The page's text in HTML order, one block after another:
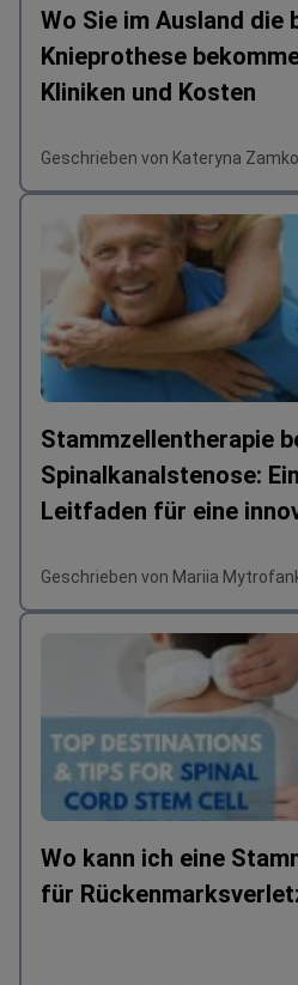
Wo Sie im Ausland die
Knieprothese
Kliniken und Kosten
Geschrieben von Kateryna
Stammzellentherapie
Spinalkanalstenose:
Leitfaden für eine
Geschrieben von Mariia
Wo kann ich eine
für